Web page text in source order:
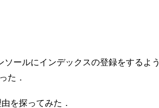
ールにインデックスの登録をするよう
た．
を探ってみた．